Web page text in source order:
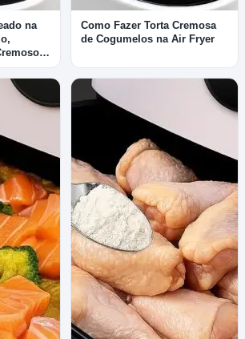
na
Como Fazer Torta Cremosa
de Cogumelos na Air Fryer